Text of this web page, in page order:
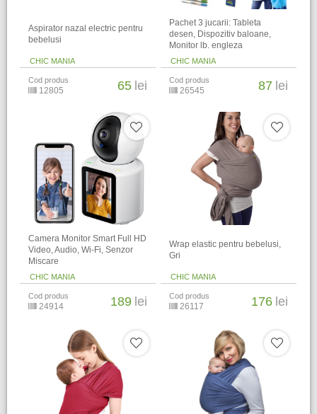
Aspirator nazal electric pentru
bebelusi
CHIC MANIA
Cod produs
12805 65 lei
Pachet 3 jucarii: Tableta
desen, Dispozitiv baloane,
Monitor lb. engleza
CHIC MANIA
Cod produs
26545 87 lei
Camera Monitor Smart Full HD
Video, Audio, Wi-Fi, Senzor
Miscare
CHIC MANIA
Cod produs
24914 189 lei
Wrap elastic pentru bebelusi,
Gri
CHIC MANIA
Cod produs
26117 176 lei